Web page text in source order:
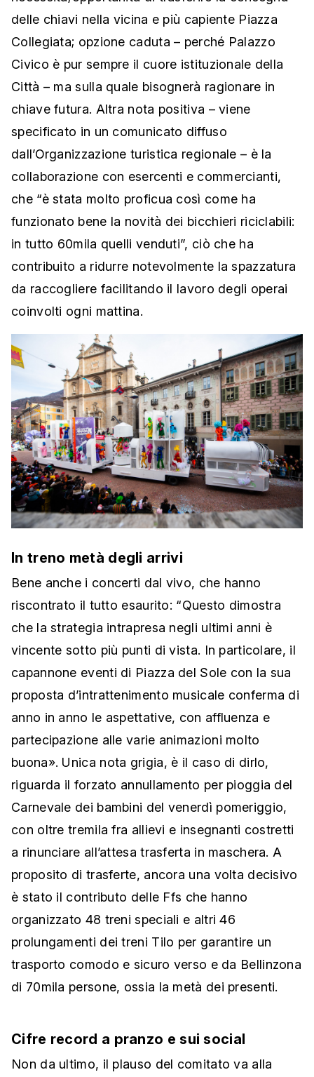
delle chiavi nella vicina e più capiente Piazza
Collegiata; opzione caduta – perché Palazzo
Civico è pur sempre il cuore istituzionale della
Città – ma sulla quale bisognerà ragionare in
chiave futura. Altra nota positiva – viene
specificato in un comunicato diffuso
dall’Organizzazione turistica regionale – è la
collaborazione con esercenti e commercianti,
che “è stata molto proficua così come ha
funzionato bene la novità dei bicchieri riciclabili:
in tutto 60mila quelli venduti”, ciò che ha
contribuito a ridurre notevolmente la spazzatura
da raccogliere facilitando il lavoro degli operai
coinvolti ogni mattina.
In treno metà degli arrivi
Bene anche i concerti dal vivo, che hanno
riscontrato il tutto esaurito: “Questo dimostra
che la strategia intrapresa negli ultimi anni è
vincente sotto più punti di vista. In particolare, il
capannone eventi di Piazza del Sole con la sua
proposta d’intrattenimento musicale conferma di
anno in anno le aspettative, con affluenza e
partecipazione alle varie animazioni molto
buona». Unica nota grigia, è il caso di dirlo,
riguarda il forzato annullamento per pioggia del
Carnevale dei bambini del venerdì pomeriggio,
con oltre tremila fra allievi e insegnanti costretti
a rinunciare all’attesa trasferta in maschera. A
proposito di trasferte, ancora una volta decisivo
è stato il contributo delle Ffs che hanno
organizzato 48 treni speciali e altri 46
prolungamenti dei treni Tilo per garantire un
trasporto comodo e sicuro verso e da Bellinzona
di 70mila persone, ossia la metà dei presenti.
Cifre record a pranzo e sui social
Non da ultimo, il plauso del comitato va alla